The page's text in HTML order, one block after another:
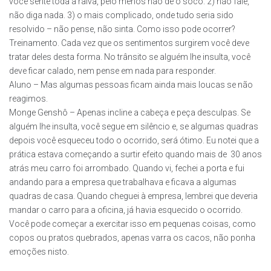
não diga nada. 3) o mais complicado, onde tudo seria sido
resolvido – não pense, não sinta. Como isso pode ocorrer?
Treinamento. Cada vez que os sentimentos surgirem você deve
tratar deles desta forma. No trânsito se alguém lhe insulta, você
deve ficar calado, nem pense em nada para responder.
Aluno – Mas algumas pessoas ficam ainda mais loucas se não
reagimos.
Monge Genshô – Apenas incline a cabeça e peça desculpas. Se
alguém lhe insulta, você segue em silêncio e, se algumas quadras
depois você esqueceu todo o ocorrido, será ótimo. Eu notei que a
prática estava começando a surtir efeito quando mais de 30 anos
atrás meu carro foi arrombado. Quando vi, fechei a porta e fui
andando para a empresa que trabalhava e ficava a algumas
quadras de casa. Quando cheguei à empresa, lembrei que deveria
mandar o carro para a oficina, já havia esquecido o ocorrido.
Você pode começar a exercitar isso em pequenas coisas, como
copos ou pratos quebrados, apenas varra os cacos, não ponha
emoções nisto.